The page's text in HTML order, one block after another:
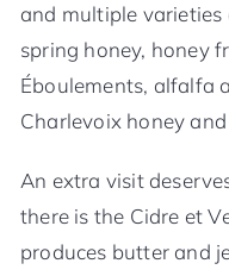
and multiple varieties
spring honey, honey
Éboulements, alfalfa
Charlevoix honey
An extra visit
there is the Cidre et
produces butter and